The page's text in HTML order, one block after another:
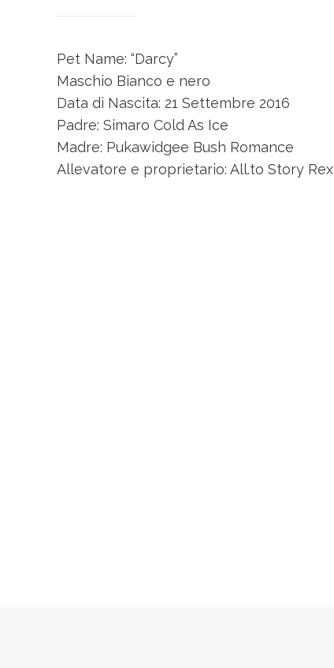
Pet Name: “Darcy”
Maschio Bianco e nero
Data di Nascita: 21 Settembre 2016
Padre: Simaro Cold As Ice
Madre: Pukawidgee Bush Romance
Allevatore e proprietario: All.to Story Rex